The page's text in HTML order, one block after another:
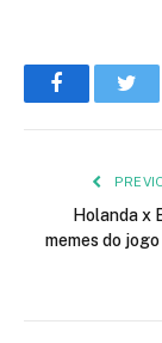
Facebook
Holanda x
memes do